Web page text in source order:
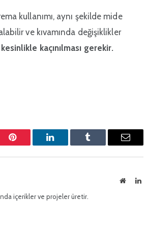
kullanımı, aynı şekilde mide
ve kıvamında değişiklikler
kaçınılması gerekir.
Pinterest'inLinkedIn Tumblr
E-
İnternet
içerikler ve projeler üretir.